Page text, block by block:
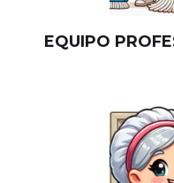
EQUIPO